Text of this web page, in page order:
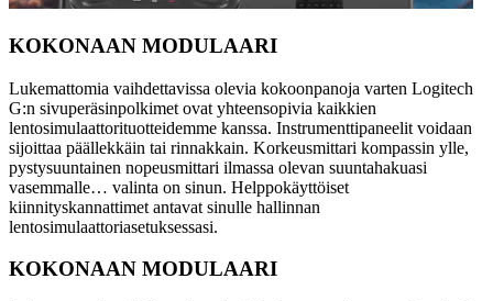
KOKONAAN MODULAARI
Lukemattomia vaihdettavissa olevia kokoonpanoja varten Logitech
G:n sivuperäsinpolkimet ovat yhteensopivia kaikkien
lentosimulaattorituotteidemme kanssa. Instrumenttipaneelit voidaan
sijoittaa päällekkäin tai rinnakkain. Korkeusmittari kompassin ylle,
pystysuuntainen nopeusmittari ilmassa olevan suuntahakuasi
vasemmalle… valinta on sinun. Helppokäyttöiset
kiinnityskannattimet antavat sinulle hallinnan
lentosimulaattoriasetuksessasi.
KOKONAAN MODULAARI